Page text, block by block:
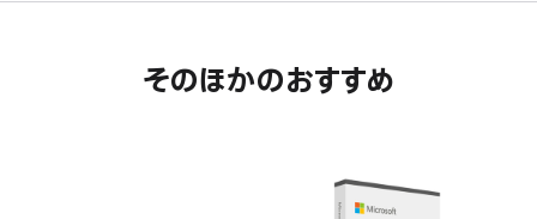
そのほかのおすすめ